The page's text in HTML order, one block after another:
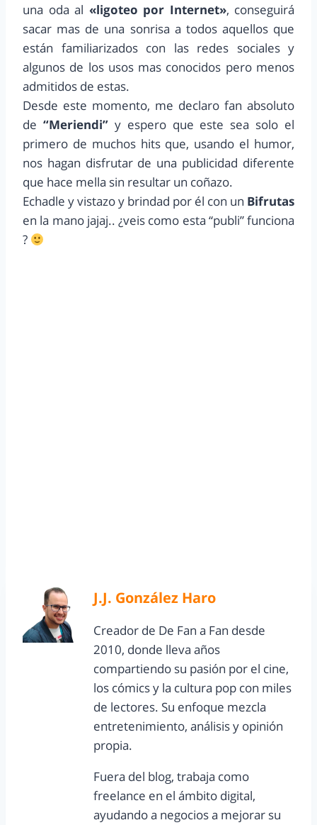
una oda al «ligoteo por Internet», conseguirá
sacar mas de una sonrisa a todos aquellos que
están familiarizados con las redes sociales y
algunos de los usos mas conocidos pero menos
admitidos de estas.
Desde este momento, me declaro fan absoluto
de “Meriendi” y espero que este sea solo el
primero de muchos hits que, usando el humor,
nos hagan disfrutar de una publicidad diferente
que hace mella sin resultar un coñazo.
Echadle y vistazo y brindad por él con un Bifrutas
en la mano jajaj.. ¿veis como esta “publi” funciona
?
J.J. González Haro
Creador de De Fan a Fan desde
2010, donde lleva años
compartiendo su pasión por el cine,
los cómics y la cultura pop con miles
de lectores. Su enfoque mezcla
entretenimiento, análisis y opinión
propia.
Fuera del blog, trabaja como
freelance en el ámbito digital,
ayudando a negocios a mejorar su